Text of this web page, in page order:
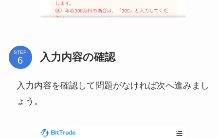
STEP 入力内容の確認
入力内容を確認して問題がなければ次へ進みまし
ょう。